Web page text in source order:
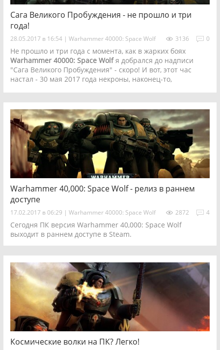
Сага Великого Пробуждения - не прошло и три
года!
28.05.2017 в 16:54 | Warhammer 40000: Space Wolf 0
3136
Не прошло и три года с момента, как в жарких боях
Warhammer 40000: Space Wolfя добрался до надписи
"Сага Великого Пробуждения" - скоро! И вот, этот час
настал - 30 мая 2017 года некроны, наконец-то,
Warhammer 40,000: Space Wolf - релиз в раннем
доступе
17.02.2017 в 06:29 | Warhammer 40000: Space Wolf 4
2872
Сегодня ПК версия Warhammer 40,000: Space Wolf
выходит в раннем доступе в Steam.
Космические волки на ПК? Легко!